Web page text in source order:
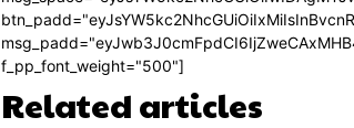
f_pp_font_weight="500"]
Related articles